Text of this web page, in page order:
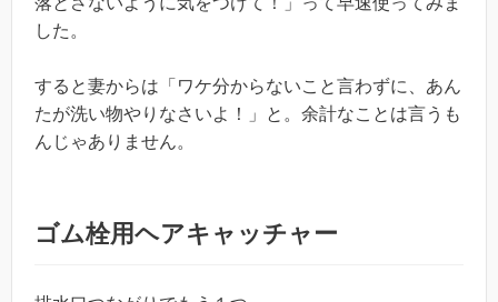
した。
すると妻からは「ワケ分からないこと言わずに、あん
たが洗い物やりなさいよ！」と。余計なことは言うも
んじゃありません。
ゴム栓用ヘアキャッチャー